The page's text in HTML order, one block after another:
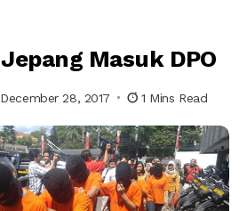
Masuk DPO
December 28, 2017 1 Mins Read